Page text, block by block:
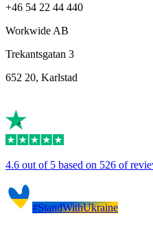
+46 54 22 44 440
Workwide AB
Trekantsgatan 3
652 20, Karlstad
4.6 out of 5 based on 526 of
#StandWithUkraine